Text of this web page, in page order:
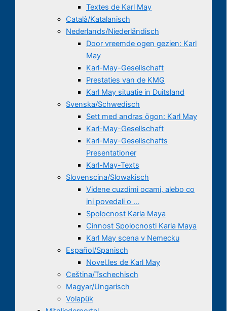
Textes de Karl May
Català/Katalanisch
Nederlands/Niederländisch
Door vreemde ogen gezien: Karl
May
Karl-May-Gesellschaft
Prestaties van de KMG
Karl May situatie in Duitsland
Svenska/Schwedisch
Sett med andras ögon: Karl May
Karl-May-Gesellschaft
Karl-May-Gesellschafts
Presentationer
Karl-May-Texts
Slovenscina/Slowakisch
Videne cuzdimi ocami, alebo co
ini povedali o …
Spolocnost Karla Maya
Cinnost Spolocnosti Karla Maya
Karl May scena v Nemecku
Español/Spanisch
Novel.les de Karl May
Ceština/Tschechisch
Magyar/Ungarisch
Volapük